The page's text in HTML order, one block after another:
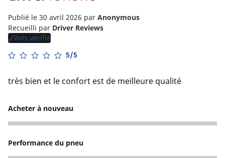
Publié le 30 avril 2026 par Anonymous
Recueilli par Driver Reviews
Avis vérifié
5/5
très bien et le confort est de meilleure qualité
Acheter à nouveau
5
Performance du pneu